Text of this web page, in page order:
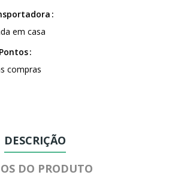
em casa
compras
DESCRIÇÃO
DO PRODUTO